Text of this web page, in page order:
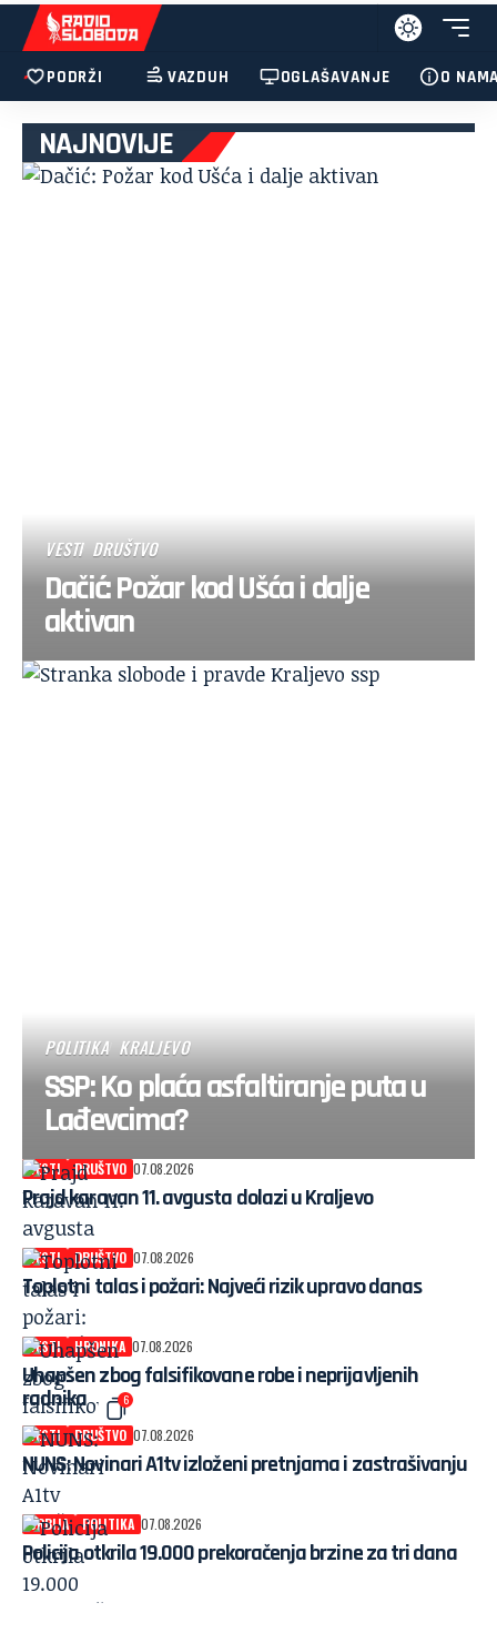
PODRŽI VAZDUH OGLAŠAVANJE O
NAJNOVIJE
VESTI DRUŠTVO
Dačić: Požar kod Ušća i dalje
aktivan
POLITIKA KRALJEVO
SSP: Ko plaća asfaltiranje puta u
Lađevcima?
VESTI DRUŠTVO 07.08.2026
Prajd karavan 11. avgusta dolazi u Kraljevo
VESTI DRUŠTVO 07.08.2026
Toplotni talas i požari: Najveći rizik upravo danas
6
VESTI HRONIKA 07.08.2026
Uhapšen zbog falsifikovane robe i neprijavljenih
radnika
VESTI DRUŠTVO 07.08.2026
NUNS: Novinari A1tv izloženi pretnjama i zastrašivanju
SRBIJA POLITIKA 07.08.2026
Policija otkrila 19.000 prekoračenja brzine za tri dana